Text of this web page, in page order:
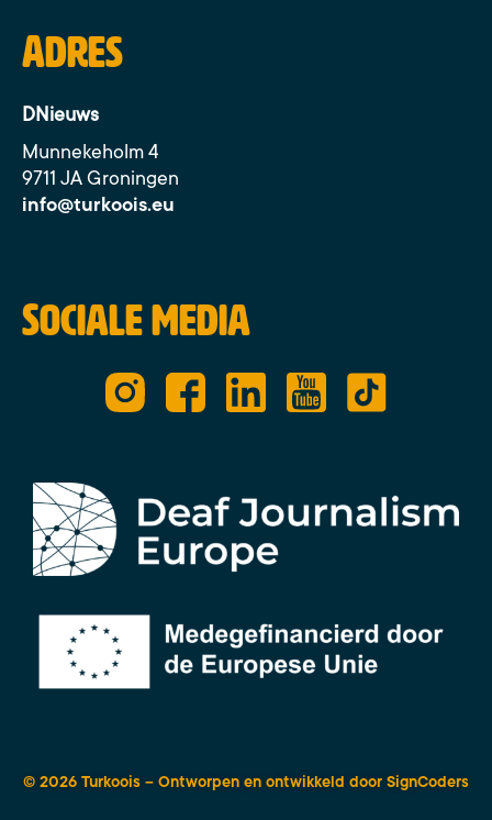
Adres
DNieuws
Munnekeholm 4
9711 JA Groningen
info@turkoois.eu
Sociale media
© 2026 Turkoois – Ontworpen en ontwikkeld door SignCoders